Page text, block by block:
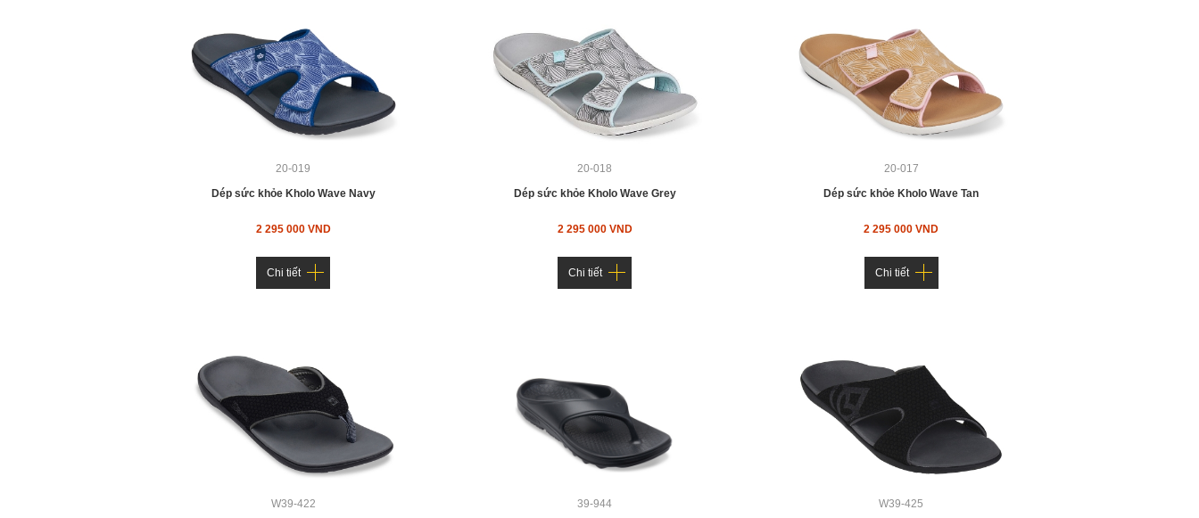
20-019
Dép sức khỏe Kholo Wave Navy
2 295 000 VND
Chi tiết
20-018
Dép sức khỏe Kholo Wave Grey
2 295 000 VND
Chi tiết
20-017
Dép sức khỏe Kholo Wave Tan
2 295 000 VND
Chi tiết
W39-422
39-944
W39-425